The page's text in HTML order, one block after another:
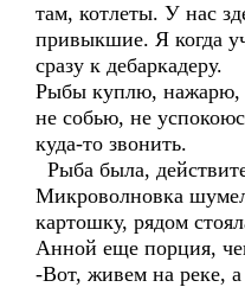
там, котлеты. У нас
привыкшие. Я когда
сразу к дебаркадеру.
Рыбы куплю, нажарю,
не собью, не
куда-то звонить.
Рыба была,
Микроволновка
картошку, рядом
Анной еще порция,
-Вот, живем на реке,